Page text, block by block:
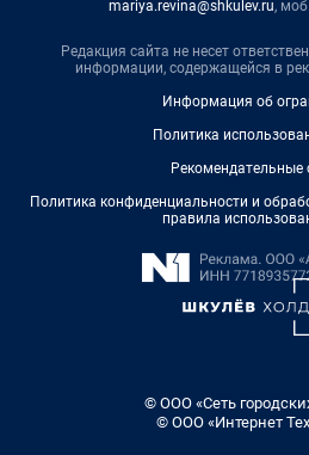
mariya.revina@shkulev.ru,
Редакция сайта не несет
информации, содержащейся в
Информация об
Политика
Рекомендательные
Политика конфиденциальности и
правила
© ООО «Сеть
© ООО «Интернет